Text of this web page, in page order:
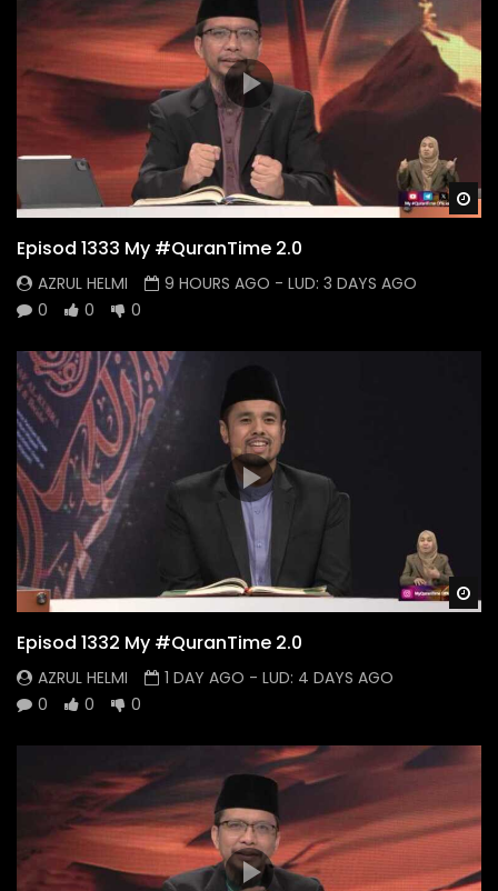
Episod 1333 My #QuranTime 2.0
AZRUL HELMI 9 HOURS AGO - LUD: 3 DAYS AGO
0
0 0
Episod 1332 My #QuranTime 2.0
AZRUL HELMI 1 DAY AGO - LUD: 4 DAYS AGO
0
0 0